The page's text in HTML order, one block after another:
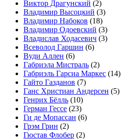
Виктор Драгунский (2)
Владимир Высоцкий (3)
Владимир Набоков (18)
Владимир Одоевский (3)
Владислав Ходасевич (3)
Всеволод Гаршин (6)
Вуди Аллен (6)
Габриэла Мистраль (2)
Габриэль Гарсиа Маркес (14)
Гайто Газданов (7)
Ганс Христиан Андерсен (5)
Генрих Бёлль (10)
Герман Гессе (23)
Ги де Мопассан (6)
Грэм Грин (2)
Гюстав Флобер (2)